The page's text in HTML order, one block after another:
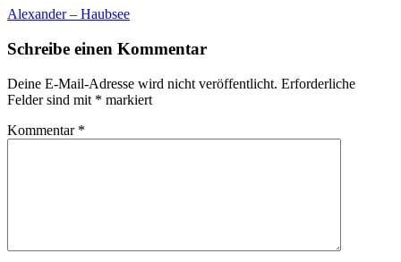
Alexander – Haubsee
Schreibe einen Kommentar
Deine E-Mail-Adresse wird nicht veröffentlicht. Erforderliche
Felder sind mit * markiert
Kommentar *